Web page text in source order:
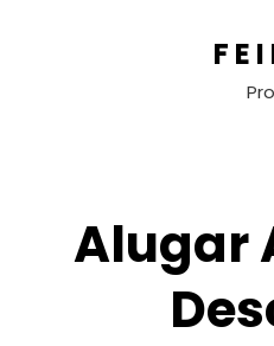
Alugar